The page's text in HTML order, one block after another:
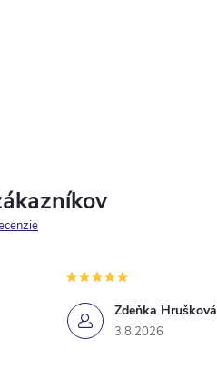
Zdeňka Hrušková
3.8.2026